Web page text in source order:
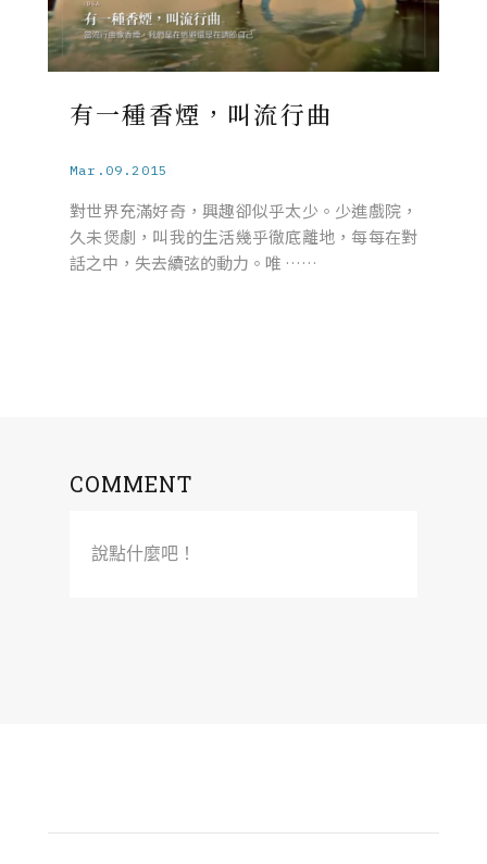
有一種香煙，叫流行曲
Mar.09.2015
對世界充滿好奇，興趣卻似乎太少。少進戲院，
久未煲劇，叫我的生活幾乎徹底離地，每每在對
話之中，失去續弦的動力。唯 ……
COMMENT
說點什麼吧！